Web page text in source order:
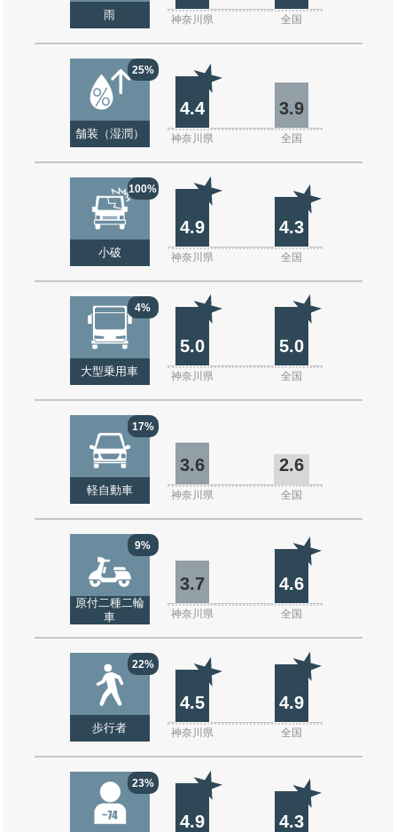
雨 神奈川県 全国
25%
舗装（湿潤）
4.4 3.9
神奈川県 全国
100%
小破
4.9 4.3
神奈川県 全国
4%
大型乗用車
5.0 5.0
神奈川県 全国
17%
軽自動車
3.6 2.6
神奈川県 全国
9%
原付二種二輪
車
3.7 4.6
神奈川県 全国
22%
歩行者
4.5 4.9
神奈川県 全国
23%
4.9 4.3